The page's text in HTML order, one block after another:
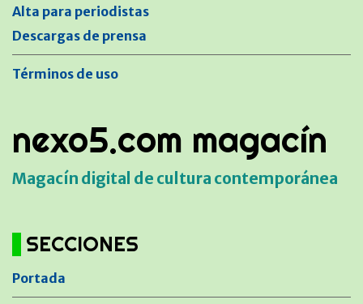
Alta para periodistas
Descargas de prensa
Términos de uso
nexo5.com magacín
Magacín digital de cultura contemporánea
SECCIONES
Portada